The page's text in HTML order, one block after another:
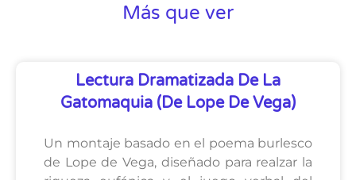
Más que ver
Lectura Dramatizada De La
Gatomaquia (de Lope De Vega)
Un montaje basado en el poema burlesco
de Lope de Vega, diseñado para realzar la